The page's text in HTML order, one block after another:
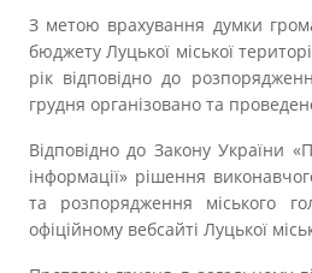
З метою врахування думки
бюджету Луцької міської
рік відповідно до
грудня організовано та
Відповідно до Закону України
інформації» рішення
та розпорядження міського
офіційному вебсайті Луцької